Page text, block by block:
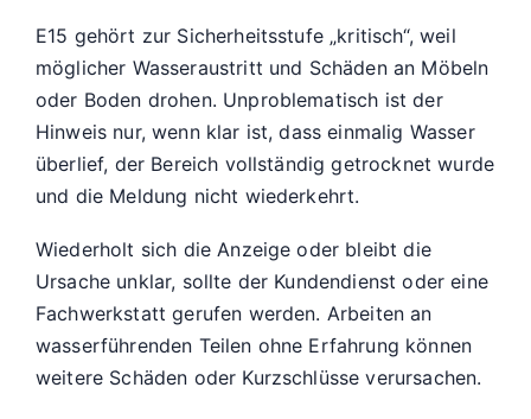
E15 gehört zur Sicherheitsstufe „kritisch“, weil
möglicher Wasseraustritt und Schäden an Möbeln
oder Boden drohen. Unproblematisch ist der
Hinweis nur, wenn klar ist, dass einmalig Wasser
überlief, der Bereich vollständig getrocknet wurde
und die Meldung nicht wiederkehrt.
Wiederholt sich die Anzeige oder bleibt die
Ursache unklar, sollte der Kundendienst oder eine
Fachwerkstatt gerufen werden. Arbeiten an
wasserführenden Teilen ohne Erfahrung können
weitere Schäden oder Kurzschlüsse verursachen.